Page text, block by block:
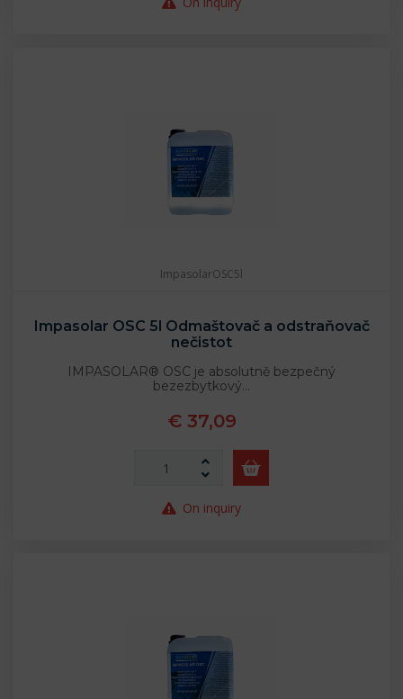
ImpasolarOSC5l
Impasolar OSC 5l Odmaštovač a odstraňovač
nečistot
IMPASOLAR® OSC je absolutně bezpečný
bezezbytkový…
€ 37,09
On inquiry